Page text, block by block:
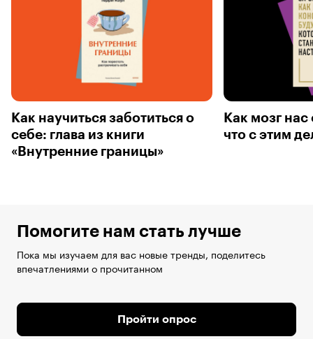
Как научиться заботиться о
себе: глава из книги
«Внутренние границы»
Как мозг
что с этим
Помогите нам стать лучше
Пока мы изучаем для вас новые тренды, поделитесь
впечатлениями о прочитанном
Пройти опрос